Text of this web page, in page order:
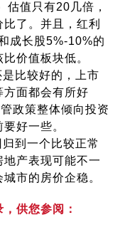
估值只有20几倍，
了。并且，红利
成长股5%-10%的
价值板块低。
比较好的，上市
方面都会有所好
政策整体倾向投资
好一些。
到一个比较正常
产表现可能不一
市的房价企稳。
供您参阅：